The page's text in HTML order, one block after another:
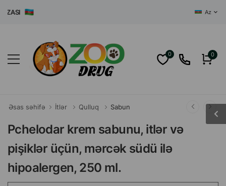
Az
0 0
Əsas səhifə İtlər Qulluq Sabun
Pchelodar krem sabunu, itlər və
pişiklər üçün, mərcək südü ilə
hipoalergen, 250 ml.